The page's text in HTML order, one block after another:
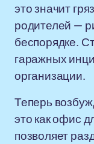
это значит
родителей —
беспорядке.
гаражных
организации.
Теперь
это как офис
позволяет